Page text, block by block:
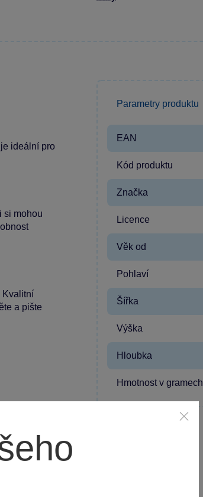
ideální pro
si mohou
Kvalitní
a pište
Parametry produktu
EAN
Kód produktu
Značka
Licence
Věk od
Pohlaví
Šířka
Výška
Hloubka
Hmotnost v gramech